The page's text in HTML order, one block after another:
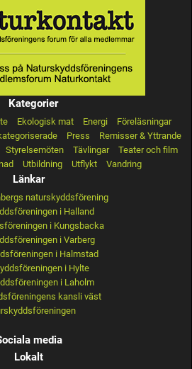
Kategorier
Ekologisk mat Energi
Föreläsningar
Press
Remisser & Yttrande
Styrelsemöten Tävlingar
Teater och film
Utbildning Utflykt Vandring
Länkar
naturskyddsförening
i Halland
i Kungsbacka
i Varberg
i Halmstad
i Hylte
i Laholm
kansli väst
media
Lokalt